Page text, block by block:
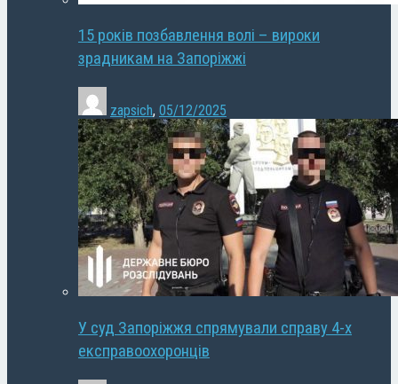
15 років позбавлення волі – вироки
зрадникам на Запоріжжі
zapsich, 05/12/2025
У суд Запоріжжя спрямували справу 4-х
експравоохоронців